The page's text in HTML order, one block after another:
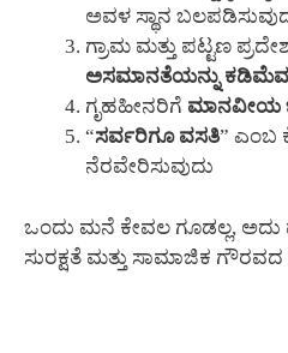
ಅವಳ ಸ್ಥಾನ
ಗ್ರಾಮ ಮತ್ತು ಪಟ್ಟಣ
ಅಸಮಾನತೆಯನ್ನು
ಗೃಹಹೀನರಿಗೆ ಮಾನವೀಯ
“ಸರ್ವರಿಗೂ ವಸತಿ” ಎಂಬ
ನೆರವೇರಿಸುವುದು
ಒಂದು ಮನೆ ಕೇವಲ ಗೂಡಲ್ಲ, ಅದು
ಸುರಕ್ಷತೆ ಮತ್ತು ಸಾಮಾಜಿಕ ಗೌರವದ